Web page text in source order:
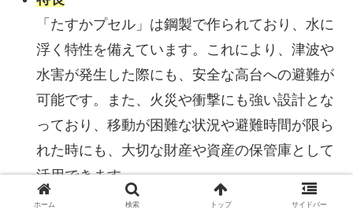
「たすかプセル」は鋼製で作られており、水に
浮く特性を備えています。これにより、津波や
水害が発生した際にも、安全な高台への避難が
可能です。また、火災や衝撃にも強い設計とな
っており、移動が困難な状況や避難時間が限ら
れた時にも、大切な財産や資産の保管庫として
活用できます。
使い方の提案
ホーム 検索 トップ サイドバー